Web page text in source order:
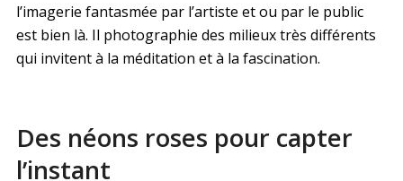
l’imagerie fantasmée par l’artiste et ou par le public
est bien là. Il photographie des milieux très différents
qui invitent à la méditation et à la fascination.
Des néons roses pour capter
l’instant